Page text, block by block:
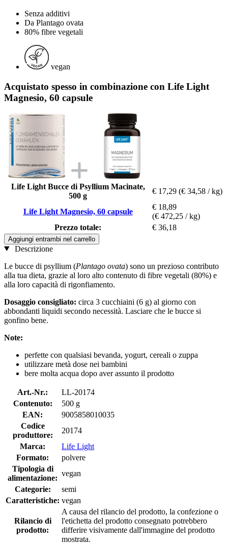
Senza additivi
Da Plantago ovata
80% fibre vegetali
vegan
Acquistato spesso in combinazione con Life Light
Magnesio, 60 capsule
Life Light Bucce di Psyllium Macinate,
500 g
€ 17,29 (€ 34,58 / kg)
Life Light Magnesio, 60 capsule
€ 18,89
(€ 472,25 / kg)
Prezzo totale:
€ 36,18
Aggiungi entrambi nel carrello
Descrizione
Le bucce di psyllium (Plantago ovata) sono un prezioso contributo
alla tua dieta, grazie al loro alto contenuto di fibre vegetali (80%) e
alla loro capacità di rigonfiamento.
Dosaggio consigliato: circa 3 cucchiaini (6 g) al giorno con
abbondanti liquidi secondo necessità. Lasciare che le bucce si
gonfino bene.
Note:
perfette con qualsiasi bevanda, yogurt, cereali o zuppa
utilizzare metà dose nei bambini
bere molta acqua dopo aver assunto il prodotto
Art.-Nr.:
LL-20174
Contenuto:
500 g
EAN:
9005858010035
Codice
produttore:
20174
Marca:
Life Light
Formato:
polvere
Tipologia di
alimentazione:
vegan
Categorie:
semi
Caratteristiche: vegan
Rilancio di
prodotto:
A causa del rilancio del prodotto, la confezione o
l'etichetta del prodotto consegnato potrebbero
differire visivamente dall'immagine del prodotto
mostrata.